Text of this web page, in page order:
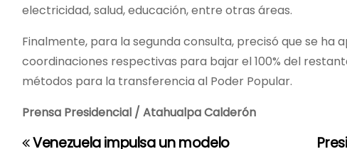
electricidad, salud, educación, entre otras áreas.
Finalmente, para la segunda consulta, precisó que se ha
coordinaciones respectivas para bajar el 100% del
métodos para la transferencia al Poder Popular.
Prensa Presidencial / Atahualpa Calderón
Venezuela impulsa un modelo